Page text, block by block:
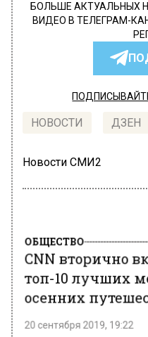
БОЛЬШЕ АКТУАЛЬНЫХ
ВИДЕО В ТЕЛЕГРАМ-
НОВОСТИ ДЗЕН
Новости СМИ2
ОБЩЕСТВО
CNN вторично
топ-10 лучших
осенних
20 сентября 2019, 19:22